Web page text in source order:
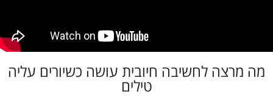
מה מרצה לחשיבה חיובית עושה כשיורים עליה
טילים